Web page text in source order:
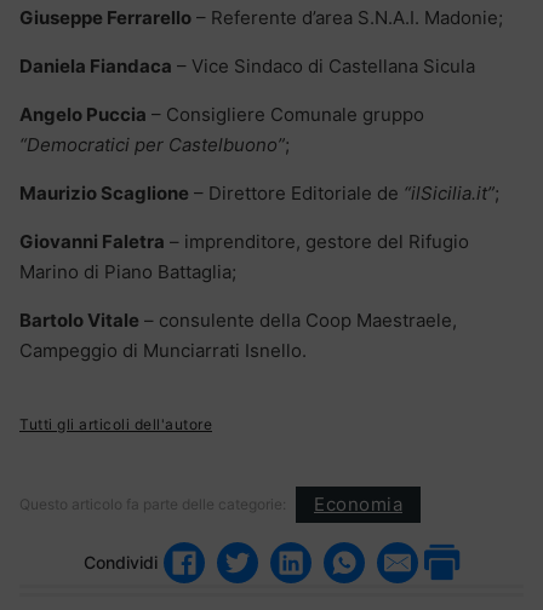
Giuseppe Ferrarello – Referente d’area S.N.A.I. Madonie;
Daniela Fiandaca – Vice Sindaco di Castellana Sicula
Angelo Puccia – Consigliere Comunale gruppo
“Democratici per Castelbuono”;
Maurizio Scaglione – Direttore Editoriale de “ilSicilia.it”;
Giovanni Faletra – imprenditore, gestore del Rifugio
Marino di Piano Battaglia;
Bartolo Vitale – consulente della Coop Maestraele,
Campeggio di Munciarrati Isnello.
Tutti gli articoli dell'autore
Questo articolo fa parte delle categorie: Economia
Condividi